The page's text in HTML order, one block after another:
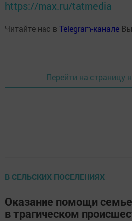
https://max.ru/tatmedia
Читайте нас в Telegram-канале
Перейти на страницу
В СЕЛЬСКИХ ПОСЕЛЕНИЯХ
Оказание помощи
в трагическом